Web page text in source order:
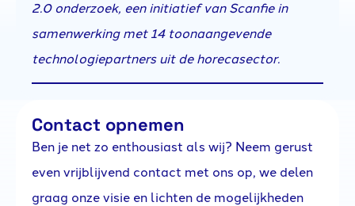
2.0 onderzoek, een initiatief van Scanfie in
samenwerking met 14 toonaangevende
technologiepartners uit de horecasector.
Contact opnemen
Ben je net zo enthousiast als wij? Neem gerust
even vrijblijvend contact met ons op, we delen
graag onze visie en lichten de mogelijkheden